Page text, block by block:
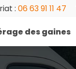
: 06 63 91 11 47
des gaines